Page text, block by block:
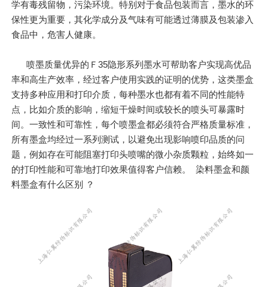
学有毒残留物，污染环境。特别对于食品包装而言，墨水的环
保性更为重要，其化学成分及气味有可能透过薄膜及包装渗入
食品中，危害人健康。
喷墨质量优异的Ｆ35隐形系列墨水可帮助客户实现高优品
率和高生产效率，经过客户使用实践的证明的优势，这类墨盒
支持多种应用和打印介质，每种墨水也都有着不同的性能特
点，比如介质的影响，缩短干燥时间或较长的喷头可暴露时
间。一致性和可靠性，每个喷墨盒都必须符合严格质量标准，
所有墨盒均经过一系列测试，以避免出现影响喷印品质的问
题，例如存在可能阻塞打印头喷嘴的微小杂质颗粒，始终如一
的打印性能和可靠地打印效果值得客户信赖。 染料墨盒和颜
料墨盒有什么区别 ？